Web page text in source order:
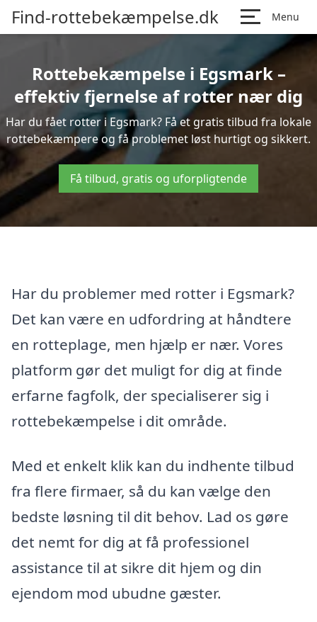
Find-rottebekæmpelse.dk Menu
Rottebekæmpelse i Egsmark –
effektiv fjernelse af rotter nær dig
Har du fået rotter i Egsmark? Få et gratis tilbud fra lokale
rottebekæmpere og få problemet løst hurtigt og sikkert.
Få tilbud, gratis og uforpligtende
Har du problemer med rotter i Egsmark?
Det kan være en udfordring at håndtere
en rotteplage, men hjælp er nær. Vores
platform gør det muligt for dig at finde
erfarne fagfolk, der specialiserer sig i
rottebekæmpelse i dit område.
Med et enkelt klik kan du indhente tilbud
fra flere firmaer, så du kan vælge den
bedste løsning til dit behov. Lad os gøre
det nemt for dig at få professionel
assistance til at sikre dit hjem og din
ejendom mod ubudne gæster.